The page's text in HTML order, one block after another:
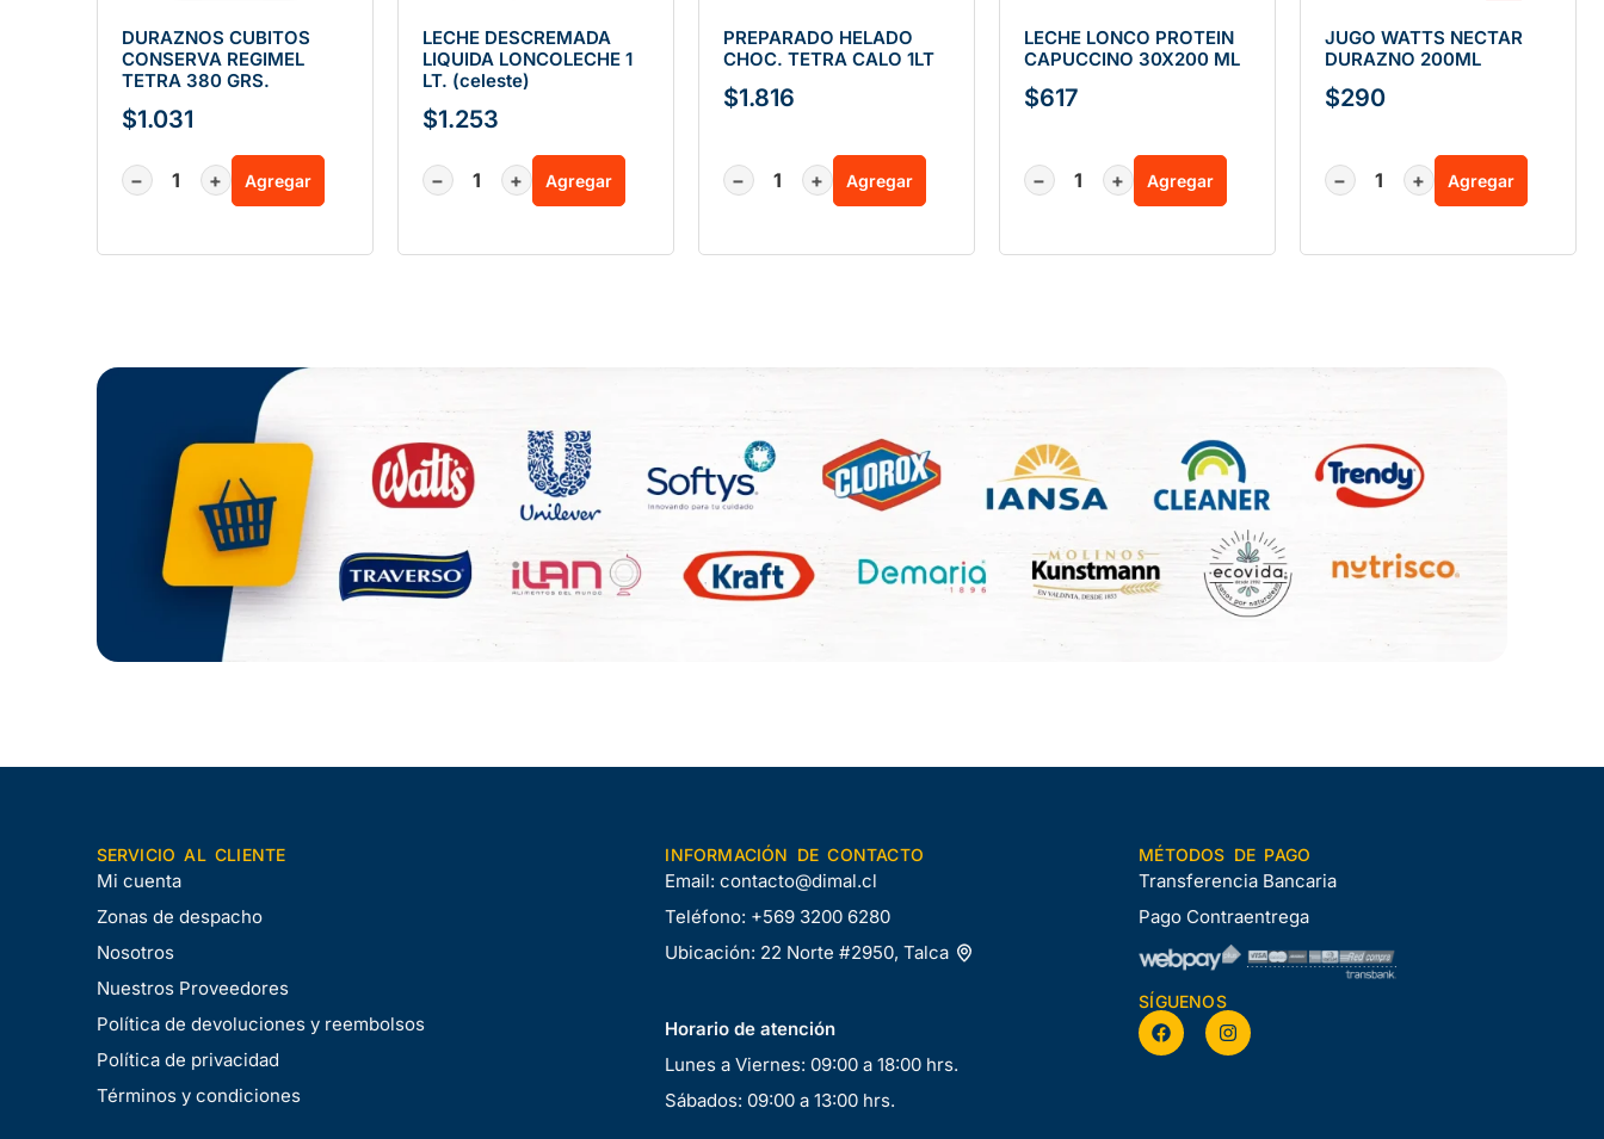
DURAZNOS CUBITOS
CONSERVA REGIMEL
TETRA 380 GRS.
$1.031
− + Agregar
LECHE DESCREMADA
LIQUIDA LONCOLECHE 1
LT. (celeste)
$1.253
− + Agregar
PREPARADO HELADO
CHOC. TETRA CALO 1LT
$1.816
− + Agregar
LECHE LONCO PROTEIN
CAPUCCINO 30X200 ML
$617
− + Agregar
JUGO WATTS NECTAR
DURAZNO 200ML
$290
− + Agregar
SERVICIO AL CLIENTE
Mi cuenta
Zonas de despacho
Nosotros
Nuestros Proveedores
Política de devoluciones y reembolsos
Política de privacidad
Términos y condiciones
INFORMACIÓN DE CONTACTO
Email:contacto@dimal.cl
Teléfono: +569 3200 6280
Ubicación: 22 Norte #2950, Talca
Horario de atención
Lunes a Viernes: 09:00 a 18:00 hrs.
Sábados: 09:00 a 13:00 hrs.
MÉTODOS DE PAGO
Transferencia Bancaria
Pago Contraentrega
SÍGUENOS